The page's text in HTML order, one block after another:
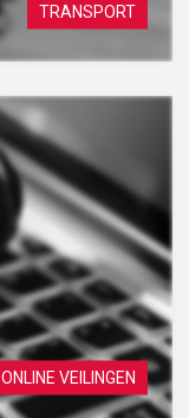
TRANSPORT
ONLINE VEILINGEN